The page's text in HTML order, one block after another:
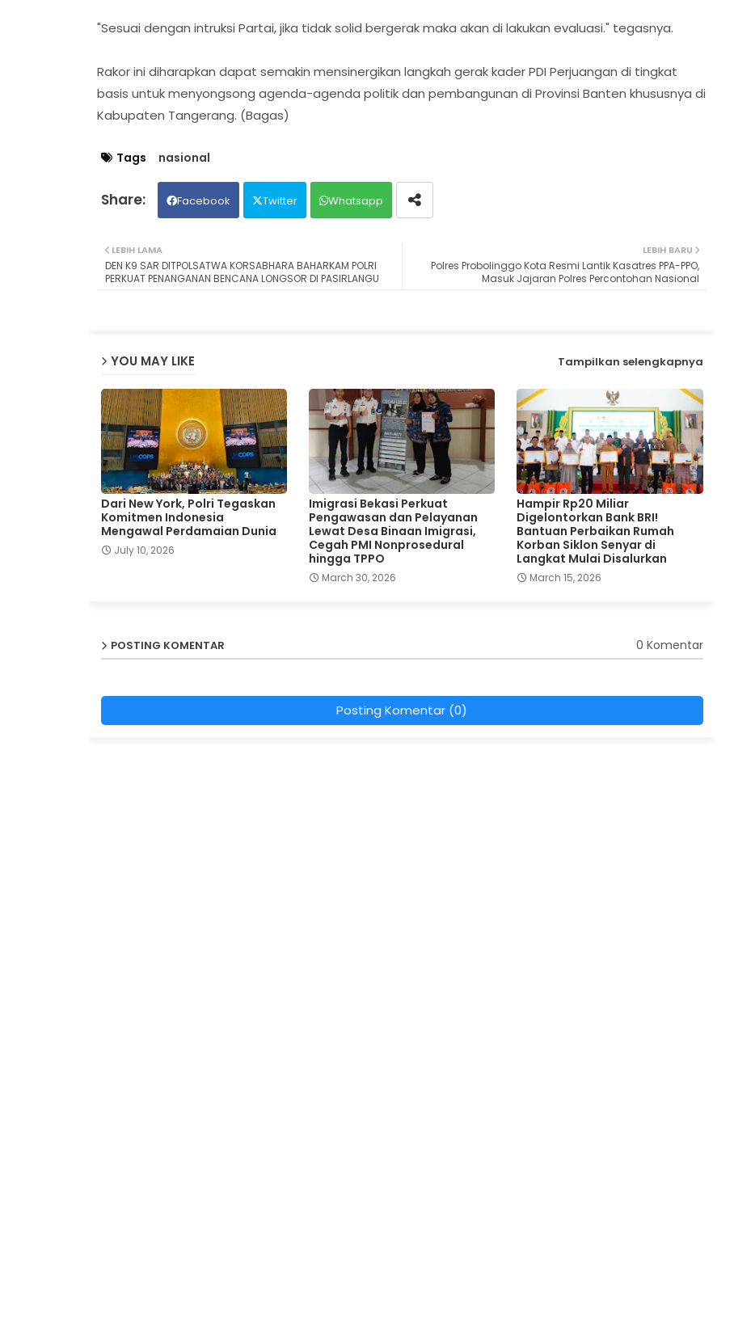
"Sesuai dengan intruksi Partai, jika tidak solid bergerak maka akan di lakukan evaluasi." tegasnya.
Rakor ini diharapkan dapat semakin mensinergikan langkah gerak kader PDI Perjuangan di tingkat
basis untuk menyongsong agenda-agenda politik dan pembangunan di Provinsi Banten khususnya di
Kabupaten Tangerang. (Bagas)
Tags nasional
Facebook Twitter Whatsapp
LEBIH BARU
Polres Probolinggo Kota Resmi Lantik Kasatres PPA-PPO,
Masuk Jajaran Polres Percontohan Nasional
LEBIH LAMA
DEN K9 SAR DITPOLSATWA KORSABHARA BAHARKAM POLRI
PERKUAT PENANGANAN BENCANA LONGSOR DI PASIRLANGU
YOU MAY LIKE Tampilkan selengkapnya
Dari New York, Polri Tegaskan
Komitmen Indonesia
Mengawal Perdamaian Dunia
July 10, 2026
Imigrasi Bekasi Perkuat
Pengawasan dan Pelayanan
Lewat Desa Binaan Imigrasi,
Cegah PMI Nonprosedural
hingga TPPO
March 30, 2026
Hampir Rp20 Miliar
Digelontorkan Bank BRI!
Bantuan Perbaikan Rumah
Korban Siklon Senyar di
Langkat Mulai Disalurkan
March 15, 2026
POSTING KOMENTAR 0 Komentar
Posting Komentar (0)